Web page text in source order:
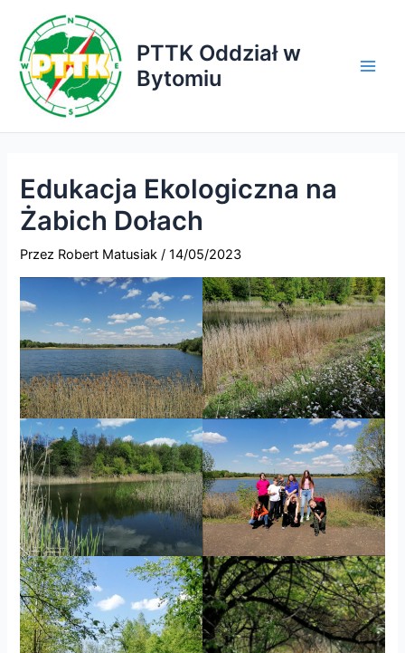
treści
PTTK Oddział w
Bytomiu
Edukacja Ekologiczna na
Żabich Dołach
Przez Robert Matusiak/14/05/2023